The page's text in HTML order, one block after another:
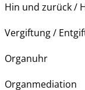
Hin und zurück /
Vergiftung /
Organuhr
Organmediation